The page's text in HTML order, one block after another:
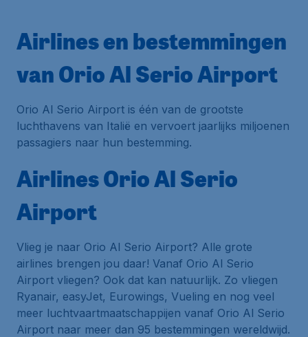
Airlines en bestemmingen
van Orio Al Serio Airport
Orio Al Serio Airport is één van de grootste
luchthavens van Italië en vervoert jaarlijks miljoenen
passagiers naar hun bestemming.
Airlines Orio Al Serio
Airport
Vlieg je naar Orio Al Serio Airport? Alle grote
airlines brengen jou daar! Vanaf Orio Al Serio
Airport vliegen? Ook dat kan natuurlijk. Zo vliegen
Ryanair, easyJet, Eurowings, Vueling en nog veel
meer luchtvaartmaatschappijen vanaf Orio Al Serio
Airport naar meer dan 95 bestemmingen wereldwijd.